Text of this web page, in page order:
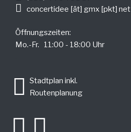
concertidee [ät] gmx [pkt] net
Öffnungszeiten:
Mo.-Fr. 11:00 - 18:00 Uhr
Stadtplan inkl.
Routenplanung